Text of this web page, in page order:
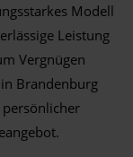
Modell
Leistung
Vergnügen
Brandenburg
persönlicher